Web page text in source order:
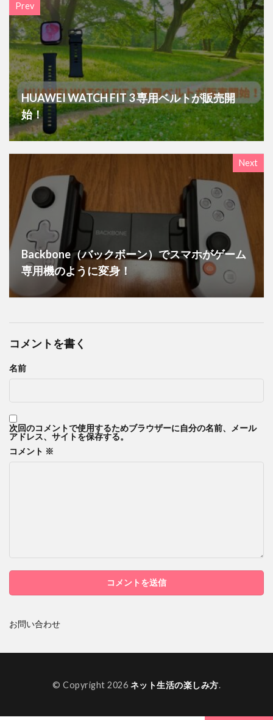
Prev
HUAWEI WATCH FIT 3 専用ベルトが販売開
始！
Next
Backbone（バックボーン）でスマホがゲーム
専用機のように変身！
コメントを書く
名前
次回のコメントで使用するためブラウザーに自分の名前、メール
アドレス、サイトを保存する。
コメント ※
お問い合わせ
© Copyright 2026 ネット生活の楽しみ方.